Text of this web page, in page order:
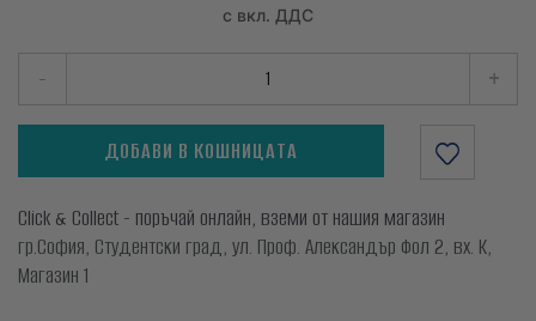
с вкл. ДДС
- +
ДОБАВИ В КОШНИЦАТА
Click & Collect - поръчай онлайн, вземи от нашия магазин
гр.София, Студентски град, ул. Проф. Александър Фол 2, вх. К,
Магазин 1